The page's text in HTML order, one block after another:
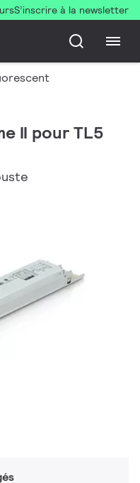
S’inscrire à la newsletter
II pour TL5